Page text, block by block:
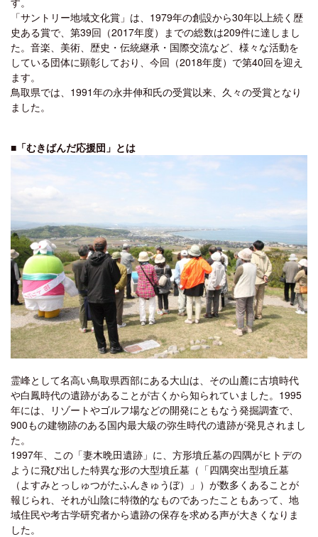
「サントリー地域文化賞」は、1979年の創設から30年以上続く歴
史ある賞で、第39回（2017年度）までの総数は209件に達しまし
た。音楽、美術、歴史・伝統継承・国際交流など、様々な活動を
している団体に顕彰しており、今回（2018年度）で第40回を迎え
ます。
鳥取県では、1991年の永井伸和氏の受賞以来、久々の受賞となり
ました。
■「むきばんだ応援団」とは
霊峰として名高い鳥取県西部にある大山は、その山麓に古墳時代
や白鳳時代の遺跡があることが古くから知られていました。1995
年には、リゾートやゴルフ場などの開発にともなう発掘調査で、
900もの建物跡のある国内最大級の弥生時代の遺跡が発見されまし
た。
1997年、この「妻木晩田遺跡」に、方形墳丘墓の四隅がヒトデの
ように飛び出した特異な形の大型墳丘墓（「四隅突出型墳丘墓
（よすみとっしゅつがたふんきゅうぼ）」）が数多くあることが
報じられ、それが山陰に特徴的なものであったこともあって、地
域住民や考古学研究者から遺跡の保存を求める声が大きくなりま
した。